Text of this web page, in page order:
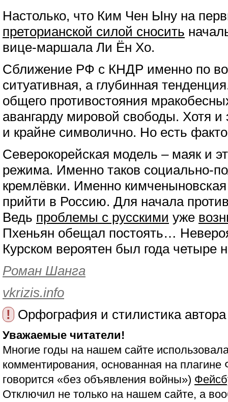
Настолько, что Ким Чен Ыну на
преторианской силой сносить
вице-маршала Ли Ён Хо.
Сближение РФ с КНДР именно по
ситуативная, а глубинная
общего противостояния
авангарду мировой свободы. Хотя
и крайне символично. Но есть
Северокорейская модель – маяк и
режима. Именно таков социально-
кремлёвки. Именно
прийти в Россию. Для начала
Ведь проблемы с русскими уже
Пхеньян обещал постоять…
Курском вероятен был года четыре
Роман Шанга
vkrizis.info
!
Орфография и стилистика
Уважаемые читатели!
Многие годы на нашем сайте
комментирования, основанная на
говорится «без объявления войны»)
Отключил не только на нашем сайте, а